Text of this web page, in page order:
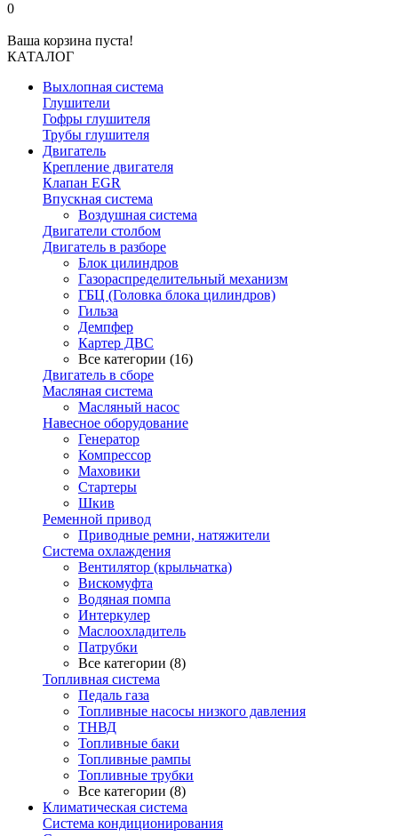
0
Ваша корзина пуста!
КАТАЛОГ
Выхлопная система
Глушители
Гофры глушителя
Трубы глушителя
Двигатель
Крепление двигателя
Клапан EGR
Впускная система
Воздушная система
Двигатели столбом
Двигатель в разборе
Блок цилиндров
Газораспределительный механизм
ГБЦ (Головка блока цилиндров)
Гильза
Демпфер
Картер ДВС
Все категории (16)
Двигатель в сборе
Масляная система
Масляный насос
Навесное оборудование
Генератор
Компрессор
Маховики
Стартеры
Шкив
Ременной привод
Приводные ремни, натяжители
Система охлаждения
Вентилятор (крыльчатка)
Вискомуфта
Водяная помпа
Интеркулер
Маслоохладитель
Патрубки
Все категории (8)
Топливная система
Педаль газа
Топливные насосы низкого давления
ТНВД
Топливные баки
Топливные рампы
Топливные трубки
Все категории (8)
Климатическая система
Система кондиционирования